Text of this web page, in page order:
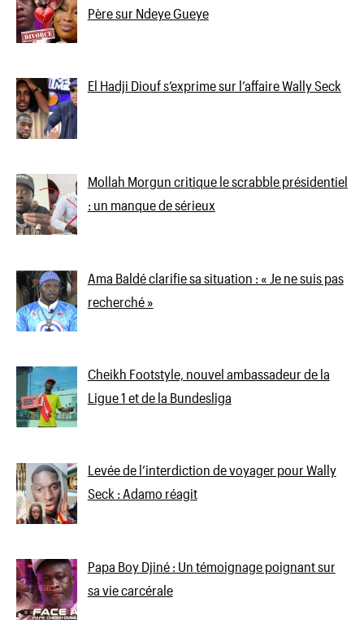
Père sur Ndeye Gueye
El Hadji Diouf s’exprime sur l’affaire Wally Seck
Mollah Morgun critique le scrabble présidentiel
: un manque de sérieux
Ama Baldé clarifie sa situation : « Je ne suis pas
recherché »
Cheikh Footstyle, nouvel ambassadeur de la
Ligue 1 et de la Bundesliga
Levée de l’interdiction de voyager pour Wally
Seck : Adamo réagit
Papa Boy Djiné : Un témoignage poignant sur
sa vie carcérale